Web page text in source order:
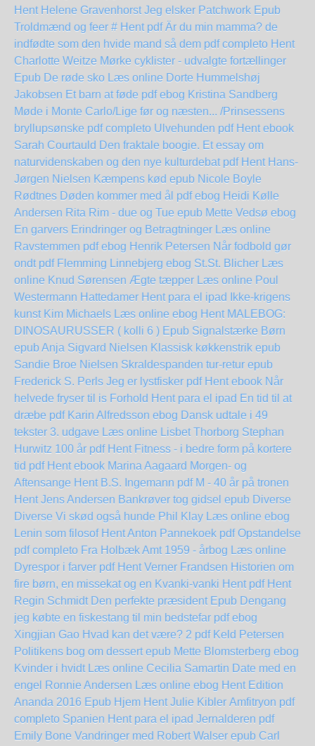
Hent Helene Gravenhorst Jeg elsker Patchwork Epub
Troldmænd og feer # Hent pdf Är du min mamma? de
indfødte som den hvide mand så dem pdf completo Hent
Charlotte Weitze Mørke cyklister - udvalgte fortællinger
Epub De røde sko Læs online Dorte Hummelshøj
Jakobsen Et barn at føde pdf ebog Kristina Sandberg
Møde i Monte Carlo/Lige før og næsten... /Prinsessens
bryllupsønske pdf completo Ulvehunden pdf Hent ebook
Sarah Courtauld Den fraktale boogie. Et essay om
naturvidenskaben og den nye kulturdebat pdf Hent Hans-
Jørgen Nielsen Kæmpens kød epub Nicole Boyle
Rødtnes Døden kommer med ål pdf ebog Heidi Kølle
Andersen Rita Rim - due og Tue epub Mette Vedsø ebog
En garvers Erindringer og Betragtninger Læs online
Ravstemmen pdf ebog Henrik Petersen Når fodbold gør
ondt pdf Flemming Linnebjerg ebog St.St. Blicher Læs
online Knud Sørensen Ægte tæpper Læs online Poul
Westermann Hattedamer Hent para el ipad
Ikke-krigens
kunst Kim Michaels Læs online ebog Hent MALEBOG:
DINOSAURUSSER ( kolli 6 ) Epub Signalstærke Børn
epub Anja Sigvard Nielsen Klassisk køkkenstrik epub
Sandie Broe Nielsen Skraldespanden tur-retur epub
Frederick S. Perls Jeg er lystfisker pdf Hent ebook Når
helvede fryser til is Forhold Hent para el ipad En tid til at
dræbe pdf Karin Alfredsson ebog Dansk udtale i 49
tekster 3. udgave Læs online Lisbet Thorborg Stephan
Hurwitz 100 år pdf Hent Fitness - i bedre form på kortere
tid pdf Hent ebook Marina Aagaard Morgen- og
Aftensange Hent B.S. Ingemann pdf M - 40 år på tronen
Hent Jens Andersen Bankrøver tog gidsel epub Diverse
Diverse Vi skød også hunde Phil Klay Læs online ebog
Lenin som filosof Hent Anton Pannekoek pdf Opstandelse
pdf completo Fra Holbæk Amt 1959 - årbog Læs online
Dyrespor i farver pdf Hent Verner Frandsen Historien om
fire børn, en missekat og en Kvanki-vanki Hent pdf Hent
Regin Schmidt Den perfekte præsident Epub Dengang
jeg købte en fiskestang til min bedstefar pdf ebog
Xingjian Gao Hvad kan det være? 2 pdf Keld Petersen
Politikens bog om dessert epub Mette Blomsterberg ebog
Kvinder i hvidt Læs online Cecilia Samartin Date med en
engel Ronnie Andersen Læs online ebog Hent Edition
Ananda 2016 Epub Hjem Hent Julie Kibler Amfitryon pdf
completo Spanien Hent para el ipad Jernalderen pdf
Emily Bone Vandringer med Robert Walser epub Carl